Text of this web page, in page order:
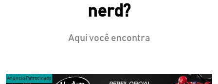
nerd?
Aqui você encontra
Anúncio Patrocinado